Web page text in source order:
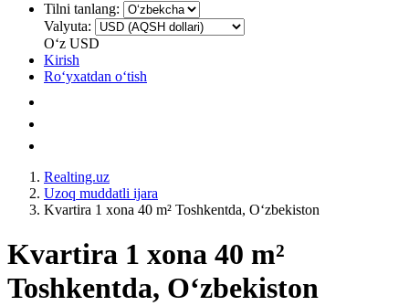
Tilni tanlang:
Valyuta:
Oʻz USD
Kirish
Roʻyxatdan oʻtish
Realting.uz
Uzoq muddatli ijara
Kvartira 1 xona 40 m² Toshkentda, Oʻzbekiston
Kvartira 1 xona 40 m²
Toshkentda, Oʻzbekiston